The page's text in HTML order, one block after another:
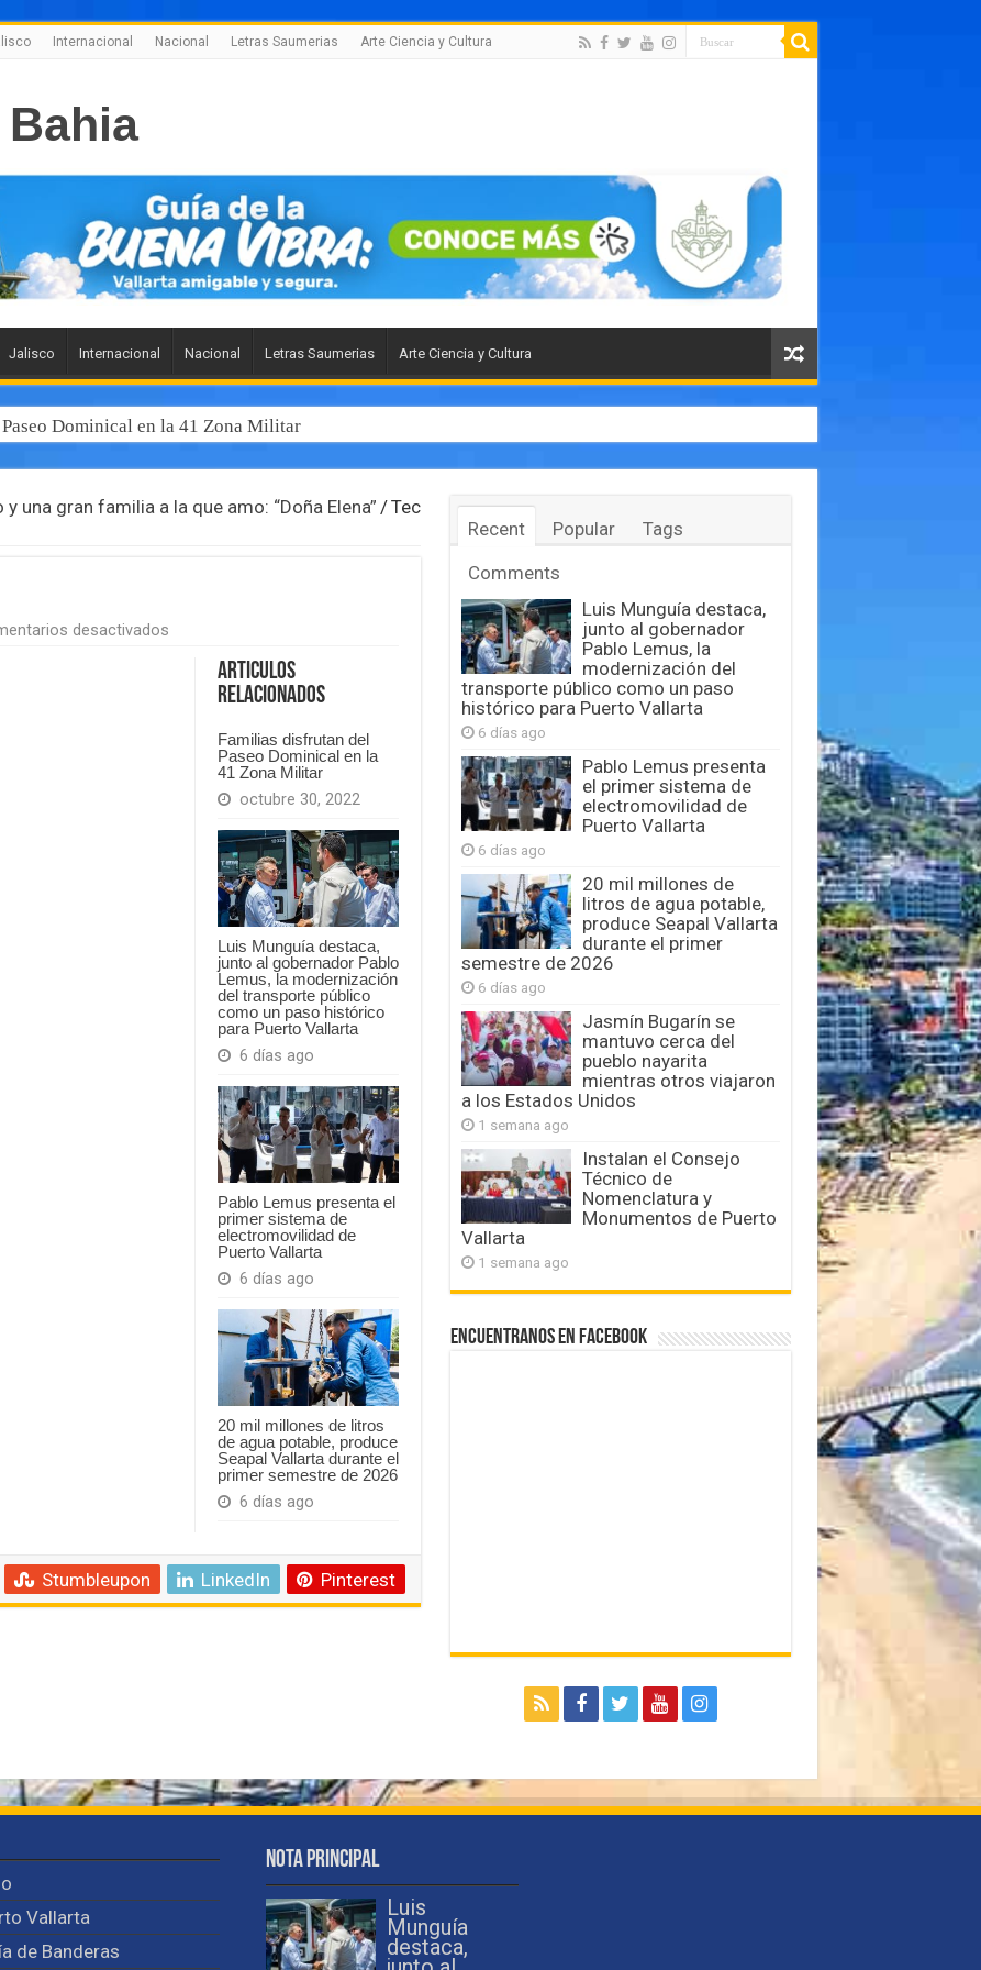
Internacional Nacional Letras Saumerias Arte Ciencia y Cultura
Jalisco Internacional Nacional Letras Saumerias Arte Ciencia y Cultura
Dominical en la 41 Zona Militar
una gran familia a la que amo: “Doña Elena” /Tec
desactivadosen
Articulos
Relacionados
Familias disfrutan del
Paseo Dominical en la
41 Zona Militar
octubre 30, 2022
Luis Munguía destaca,
junto al gobernador Pablo
Lemus, la modernización
del transporte público
como un paso histórico
para Puerto Vallarta
6 días ago
Pablo Lemus presenta el
primer sistema de
electromovilidad de
Puerto Vallarta
6 días ago
20 mil millones de litros
de agua potable, produce
Seapal Vallarta durante el
primer semestre de 2026
6 días ago
Stumbleupon LinkedIn Pinterest
Recent Popular
Tags
Comments
Luis Munguía destaca,
junto al gobernador
Pablo Lemus, la
modernización del
transporte público como un paso
histórico para Puerto Vallarta
6 días ago
Pablo Lemus presenta
el primer sistema de
electromovilidad de
Puerto Vallarta
6 días ago
20 mil millones de
litros de agua potable,
produce Seapal Vallarta
durante el primer
semestre de 2026
6 días ago
Jasmín Bugarín se
mantuvo cerca del
pueblo nayarita
mientras otros viajaron
a los Estados Unidos
1 semana ago
Instalan el Consejo
Técnico de
Nomenclatura y
Monumentos de Puerto
Vallarta
1 semana ago
Encuentranos en Facebook
Vallarta
de Banderas
Nota Principal
Luis
Munguía
destaca,